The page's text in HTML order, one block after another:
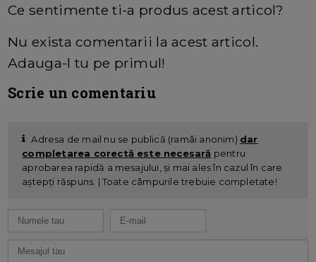
Ce sentimente ti-a produs acest articol?
Nu exista comentarii la acest articol.
Adauga-l tu pe primul!
Scrie un comentariu
Adresa de mail nu se publică (ramâi anonim) dar
completarea corectă este necesară pentru
aprobarea rapidă a mesajului, și mai ales în cazul în care
aștepți răspuns. | Toate câmpurile trebuie completate!